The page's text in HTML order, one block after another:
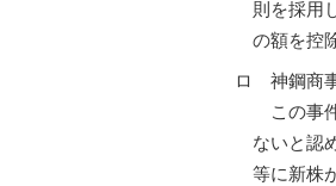
則を採用
の額を控
ロ 神鋼商
この事
ないと認
等に新株